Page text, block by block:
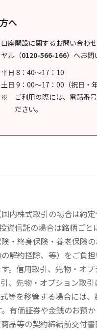
へ
口座開設に関するお問い合わ
ヤル （0120-566-166） へお問
平日 8：40～17：10
土日 9：00～17：00（祝日・
ご利用の際には、電話番
ださい。
内株式取引の場合は約
信託の場合は銘柄ご
・終身保険・養老保険
解約控除、等）をご負
。信用取引、先物・オ
、先物・オプション取
等を移管する場合には
有価証券や金銭のお預
品等の契約締結前交付